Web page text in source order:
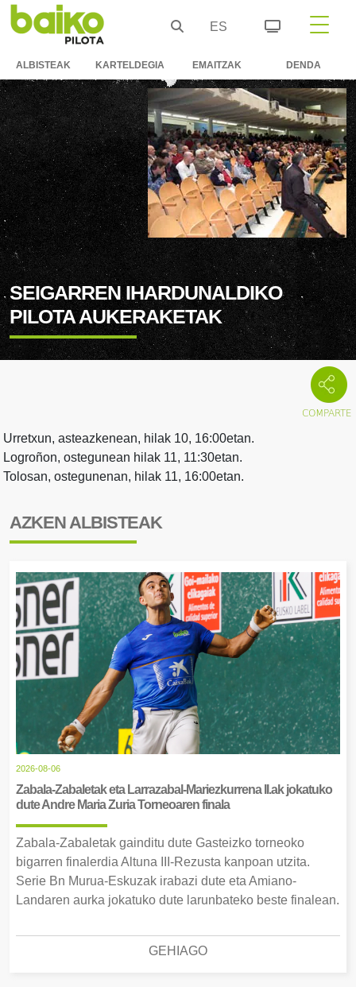
ES
ALBISTEAK KARTELDEGIA EMAITZAK DENDA
SEIGARREN IHARDUNALDIKO
PILOTA AUKERAKETAK
Urretxun, asteazkenean, hilak 10, 16:00etan.
Logroñon, ostegunean hilak 11, 11:30etan.
Tolosan, ostegunenan, hilak 11, 16:00etan.
AZKEN ALBISTEAK
2026-08-06
Zabala-Zabaletak eta Larrazabal-Mariezkurrena II.ak jokatuko
dute Andre Maria Zuria Torneoaren finala
Zabala-Zabaletak gainditu dute Gasteizko torneoko
bigarren finalerdia Altuna III-Rezusta kanpoan utzita.
Serie Bn Murua-Eskuzak irabazi dute eta Amiano-
Landaren aurka jokatuko dute larunbateko beste finalean.
GEHIAGO